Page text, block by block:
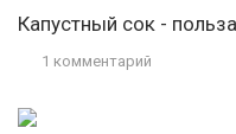
Капустный сок - польза
1 комментарий